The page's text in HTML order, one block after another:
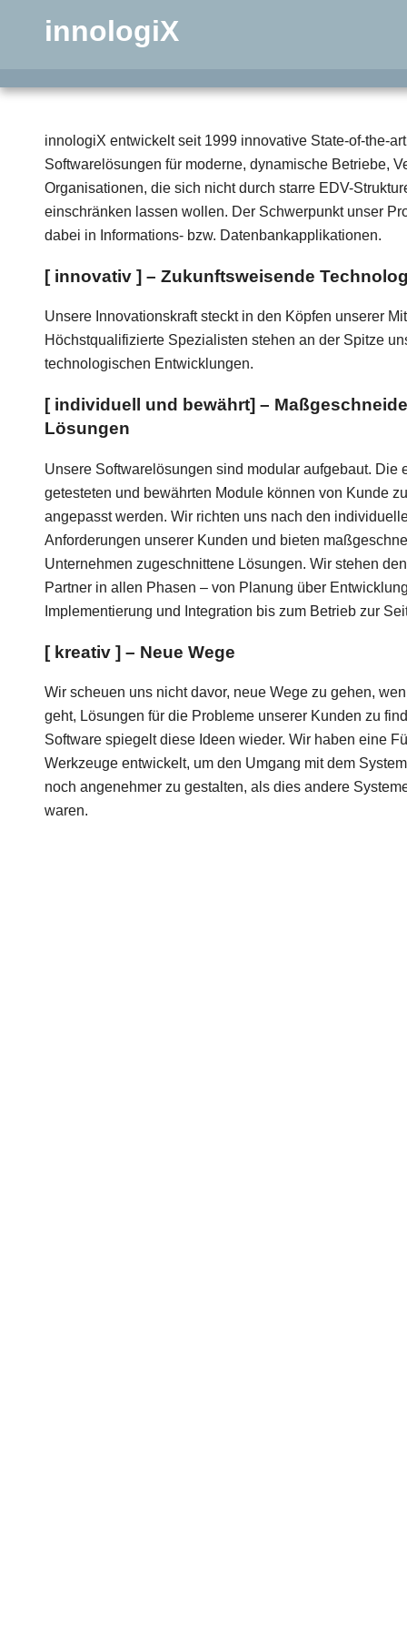
innologiX
innologiX entwickelt seit 1999 innovative State-of-the-art
Softwarelösungen für moderne, dynamische Betriebe,
Organisationen, die sich nicht durch starre EDV-
einschränken lassen wollen. Der Schwerpunkt unser
dabei in Informations- bzw. Datenbankapplikationen.
[ innovativ ] – Zukunftsweisende
Unsere Innovationskraft steckt in den Köpfen unserer
Höchstqualifizierte Spezialisten stehen an der Spitze
technologischen Entwicklungen.
[ individuell und bewährt] –
Lösungen
Unsere Softwarelösungen sind modular aufgebaut. Die
getesteten und bewährten Module können von Kunde
angepasst werden. Wir richten uns nach den
Anforderungen unserer Kunden und bieten
Unternehmen zugeschnittene Lösungen. Wir stehen
Partner in allen Phasen – von Planung über
Implementierung und Integration bis zum Betrieb zur
[ kreativ ] – Neue Wege
Wir scheuen uns nicht davor, neue Wege zu gehen,
geht, Lösungen für die Probleme unserer Kunden zu
Software spiegelt diese Ideen wieder. Wir haben eine
Werkzeuge entwickelt, um den Umgang mit dem
noch angenehmer zu gestalten, als dies andere
waren.